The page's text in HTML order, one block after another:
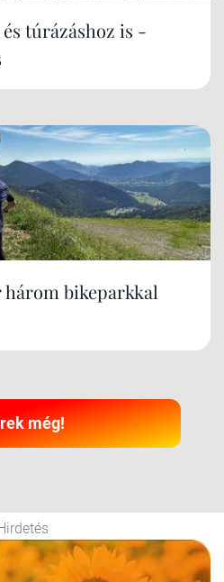
túrázáshoz is -
bikeparkkal
még!